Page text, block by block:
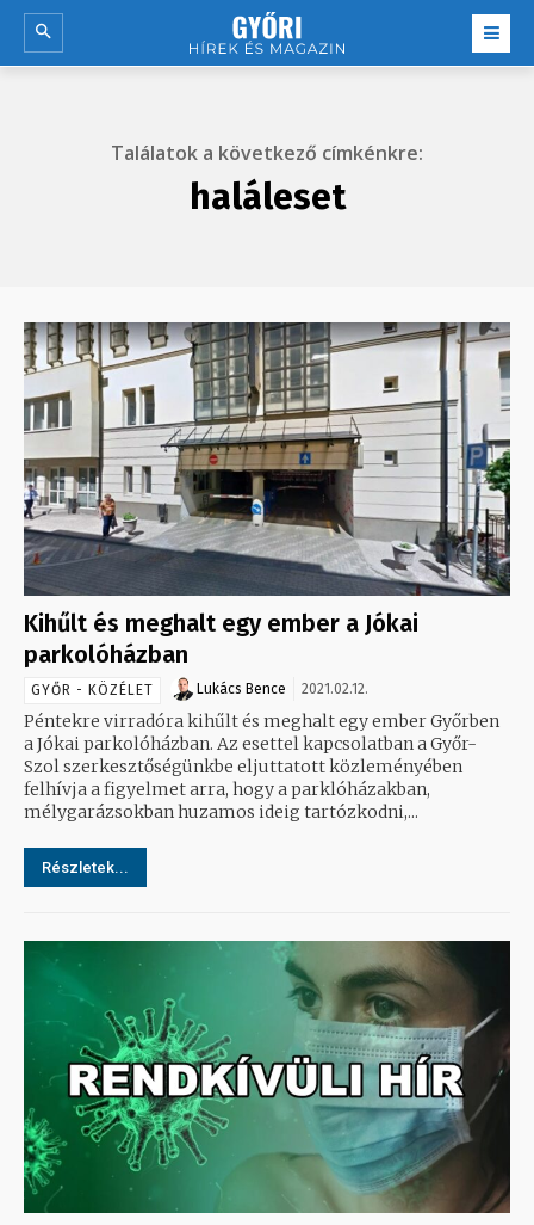
Találatok a következő címkénkre:
haláleset
Kihűlt és meghalt egy ember a Jókai
parkolóházban
GYŐR - KÖZÉLET Lukács Bence 2021.02.12.
Péntekre virradóra kihűlt és meghalt egy ember Győrben
a Jókai parkolóházban. Az esettel kapcsolatban a Győr-
Szol szerkesztőségünkbe eljuttatott közleményében
felhívja a figyelmet arra, hogy a parklóházakban,
mélygarázsokban huzamos ideig tartózkodni,...
Részletek...